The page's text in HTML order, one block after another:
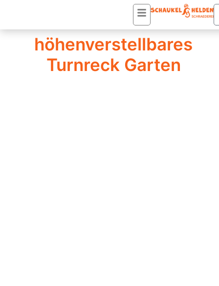
/ Produkte verschlagwortet mit
„höhenverstellbares Turnreck Garten“
höhenverstellbares
Turnreck Garten